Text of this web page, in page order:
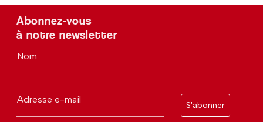
Abonnez-vous
à notre newsletter
Nom
Adresse e-mail
S'abonner